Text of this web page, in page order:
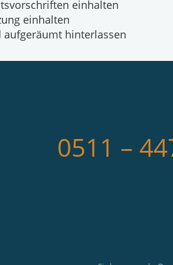
einhalten
einhalten
hinterlassen
0511 –